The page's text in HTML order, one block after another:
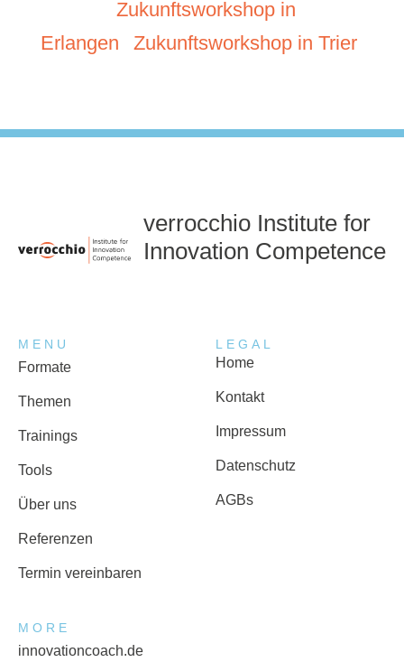
Zukunftsworkshop in
Erlangen
Zukunftsworkshop in Trier
verrocchio Institute for
Innovation Competence
MENU
Formate
Themen
Trainings
Tools
Über uns
Referenzen
Termin vereinbaren
LEGAL
Home
Kontakt
Impressum
Datenschutz
AGBs
MORE
innovationcoach.de